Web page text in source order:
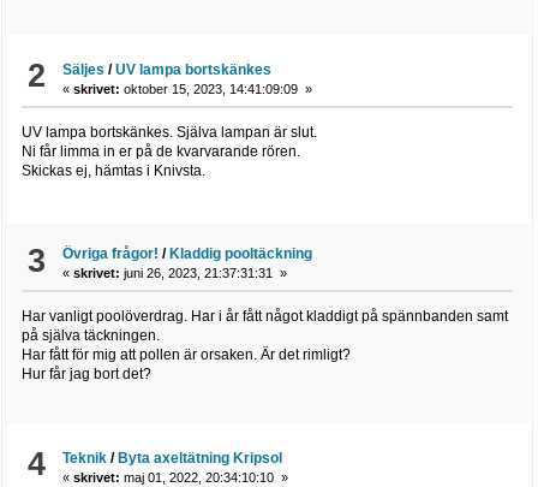
2 Säljes /UV lampa bortskänkes
«skrivet: oktober 15, 2023, 14:41:09:09 »
UV lampa bortskänkes. Själva lampan är slut.
Ni får limma in er på de kvarvarande rören.
Skickas ej, hämtas i Knivsta.
3 Övriga frågor! / Kladdig pooltäckning
«skrivet: juni 26, 2023, 21:37:31:31 »
Har vanligt poolöverdrag. Har i år fått något kladdigt på spännbanden samt
på själva täckningen.
Har fått för mig att pollen är orsaken. Är det rimligt?
Hur får jag bort det?
4 Teknik /Byta axeltätning Kripsol
«skrivet: maj 01, 2022, 20:34:10:10 »